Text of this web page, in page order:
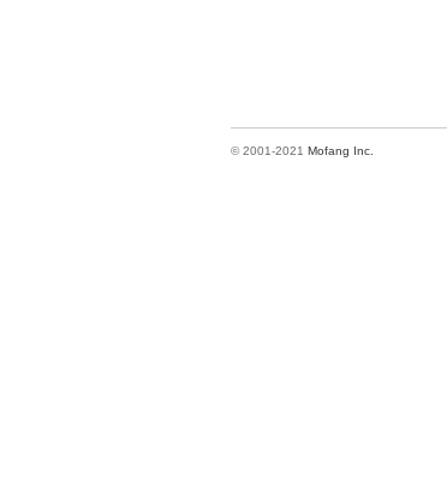
© 2001-2021 Mofang Inc.